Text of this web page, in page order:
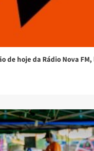
de hoje da Rádio Nova